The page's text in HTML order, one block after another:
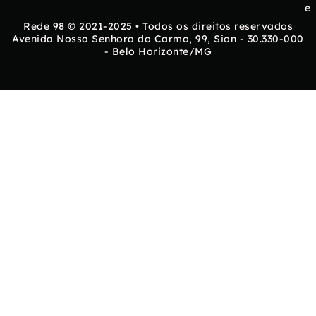
e
Rede 98 © 2021-2025 • Todos os direitos reservados
Avenida Nossa Senhora do Carmo, 99, Sion - 30.330-000
- Belo Horizonte/MG